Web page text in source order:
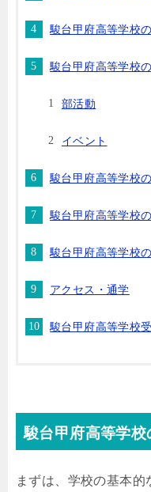
駿台甲府高等学校
駿台甲府高等学校
部活動
イベント
駿台甲府高等学校
駿台甲府高等学校
駿台甲府高等学校
アクセス・通学
駿台甲府高等学校
駿台甲府高等学校
まずは、学校の基本